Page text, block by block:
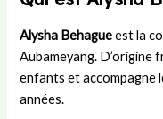
Alysha Behagueest la
Aubameyang. D’origine
enfants et accompagne
années.